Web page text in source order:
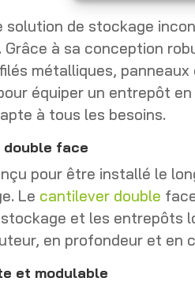
6'400.00de stockage
Grâce à sa conception
métalliques,
équiper un entrepôt
à tous les besoins.
face
pour être installé le
Le cantilever double
et les
en profondeur et en
et modulable